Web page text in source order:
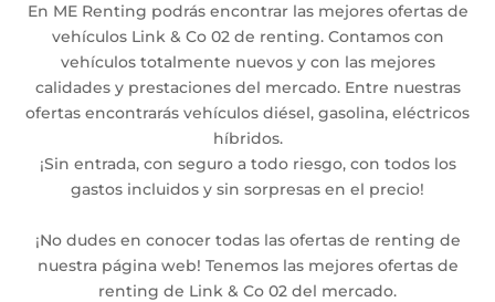
En ME Renting podrás encontrar las mejores ofertas de
vehículos Link & Co 02 de renting. Contamos con
vehículos totalmente nuevos y con las mejores
calidades y prestaciones del mercado. Entre nuestras
ofertas encontrarás vehículos diésel, gasolina, eléctricos
híbridos.
¡Sin entrada, con seguro a todo riesgo, con todos los
gastos incluidos y sin sorpresas en el precio!
¡No dudes en conocer todas las ofertas de renting de
nuestra página web! Tenemos las mejores ofertas de
renting de Link & Co 02 del mercado.